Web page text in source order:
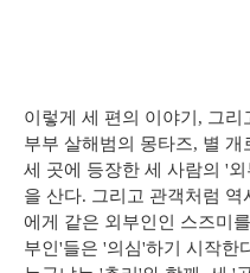
이렇게 세 편의 이야기, 그
부부 살해범의 몽타즈, 별 개
세 곳에 등장한 세 사람의 '
을 산다. 그리고 관객처럼 역
에게 같은 외부인인 스즈미
부인'들은 '의심'하기 시작한